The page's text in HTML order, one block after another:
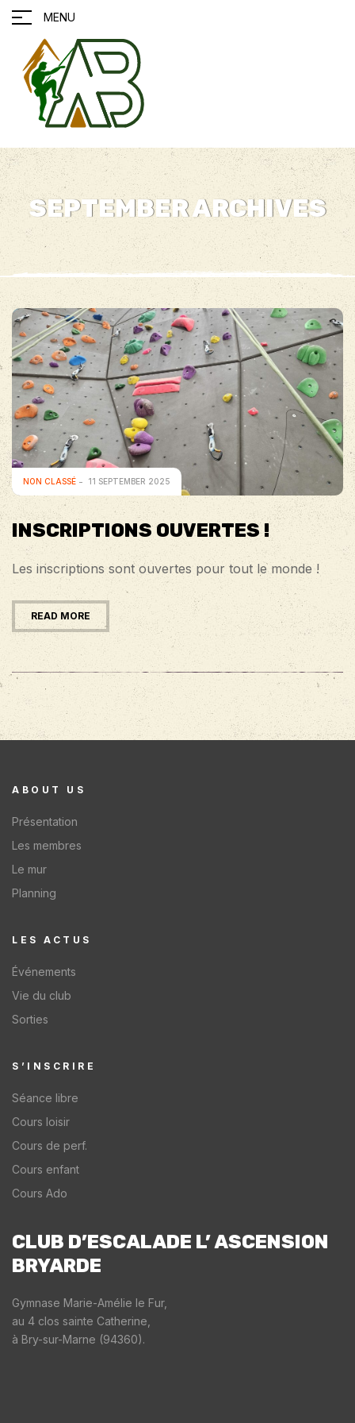
MENU
SEPTEMBER ARCHIVES
NON CLASSÉ 11 SEPTEMBER 2025
INSCRIPTIONS OUVERTES !
Les inscriptions sont ouvertes pour tout le monde !
READ MORE
ABOUT US
Présentation
Les membres
Le mur
Planning
S’INSCRIRE
Séance libre
Cours loisir
Cours de perf.
Cours enfant
Cours Ado
LES ACTUS​
Événements
Vie du club
Sorties
CLUB D’ESCALADE L’ ASCENSION
BRYARDE​
Gymnase Marie-Amélie le Fur,
au 4 clos sainte Catherine,
à Bry-sur-Marne (94360).